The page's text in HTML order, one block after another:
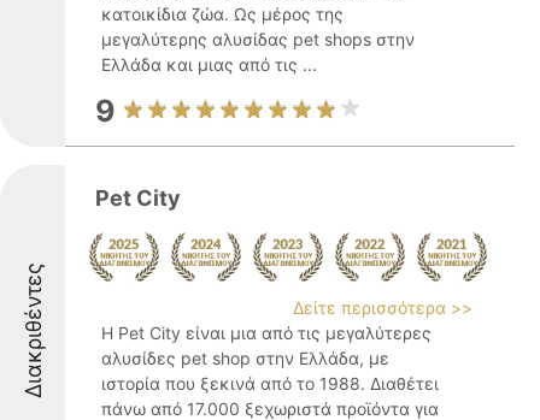
κατοικίδια ζώα. Ως μέρος της
μεγαλύτερης αλυσίδας pet shops στην
Ελλάδα και μιας από τις ...
9
Διακριθέντες
Pet City
Δείτε περισσότερα >>
Η Pet City είναι μια από τις μεγαλύτερες
αλυσίδες pet shop στην Ελλάδα, με
ιστορία που ξεκινά από το 1988. Διαθέτει
πάνω από 17.000 ξεχωριστά προϊόντα για